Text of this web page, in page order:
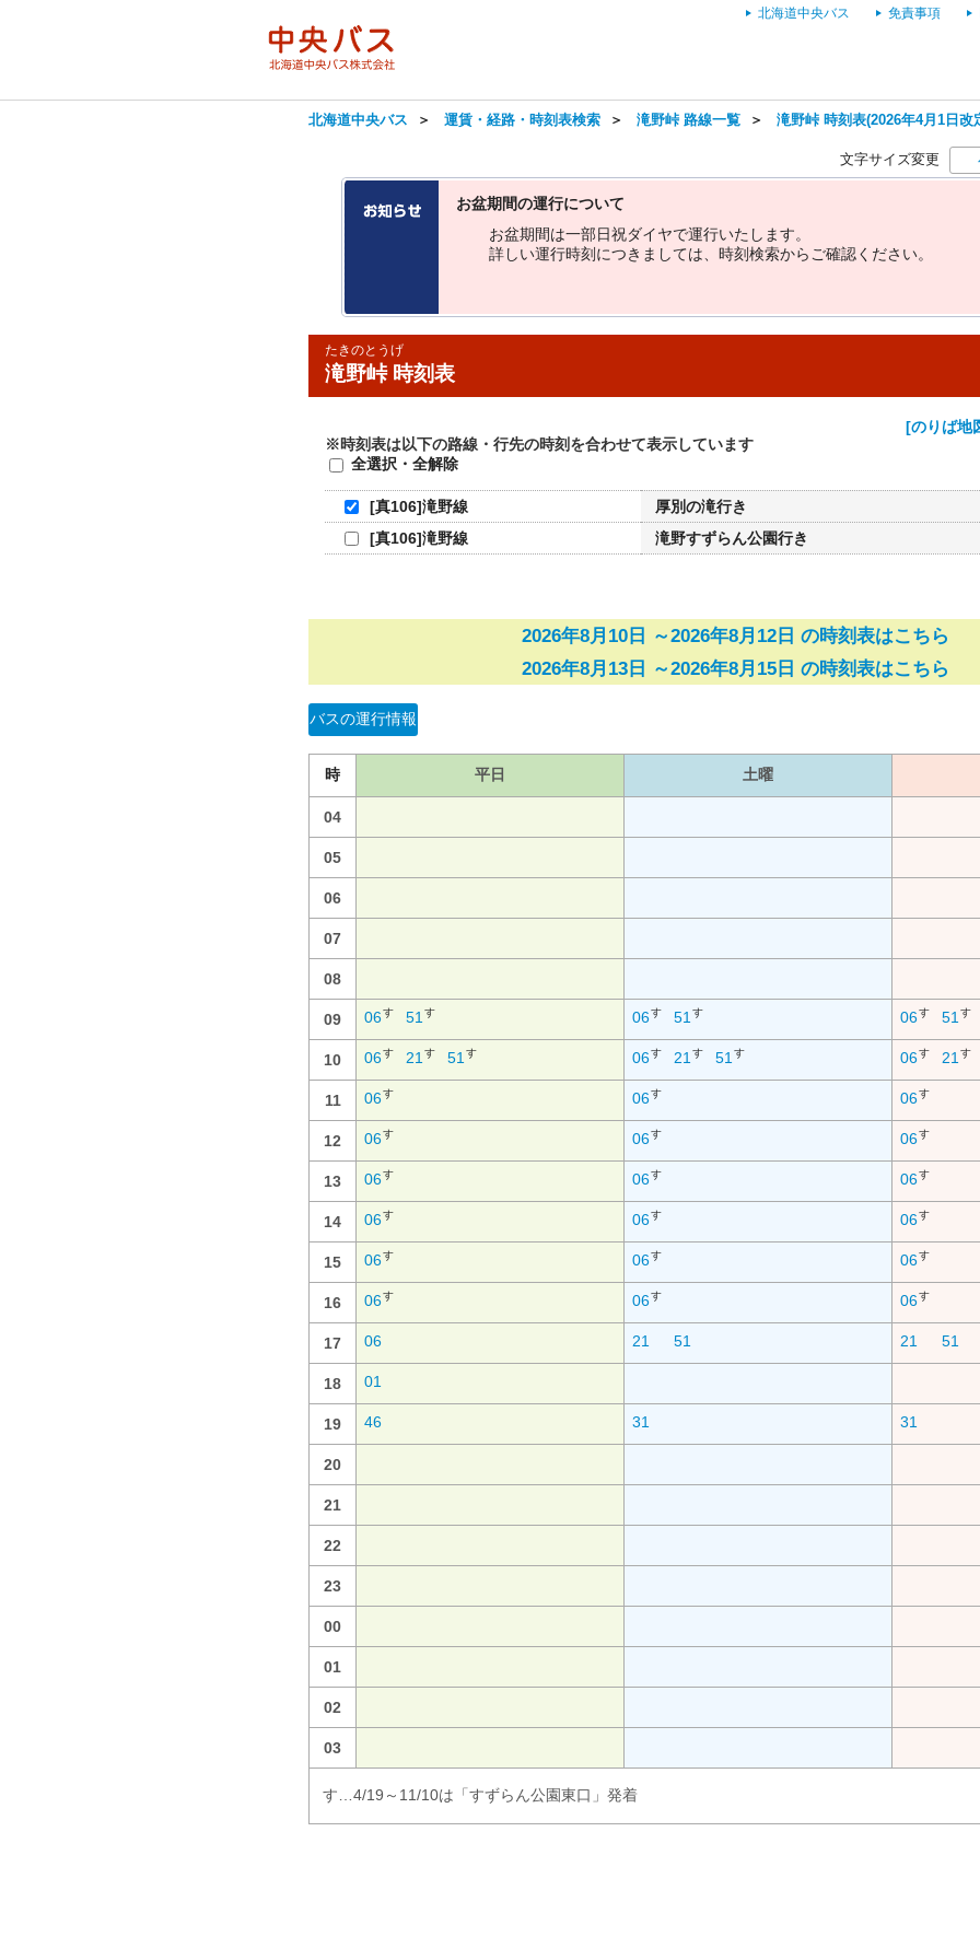
北海道中央バス 免責事項
北海道中央バス ＞ 運賃・経路・時刻表検索 ＞ 滝野峠 路線一覧 ＞ 滝野峠 時刻表(2026年4月1日改
文字サイズ変更
お盆期間の運行について
お盆期間は一部日祝ダイヤで運行いた し ます。
詳しい運行時刻 につき ま しては 時刻検索から ご確認く ださ い。
たきのとうげ
滝野峠 時刻表
[のりば地
※時刻表は以下の路線・行先の時刻を合わせて表示しています
全選択・全解除
[真106]滝野線
厚別の滝行き
[真106]滝野線
滝野すずらん公園行き
2026年8月10日 ～2026年8月12日 の時刻表はこちら
2026年8月13日 ～2026年8月15日 の時刻表はこちら
バスの運行情報
時 平日 土曜
04
05
06
07
08
09 06す 51 す 06す 51 す 06す 51 す
10 06す 21 す 51 す 06す 21 す 51 す 06す 21 す
11 06す 06す 06す
12 06す 06す 06す
13 06す 06す 06す
14 06す 06す 06す
15 06す 06す 06す
16 06す 06す 06す
17 06 21 51 21 51
18 01
19 46 31 31
20
21
22
23
00
01
02
03
す…4/19～11/10は「すずらん公園東口」発着